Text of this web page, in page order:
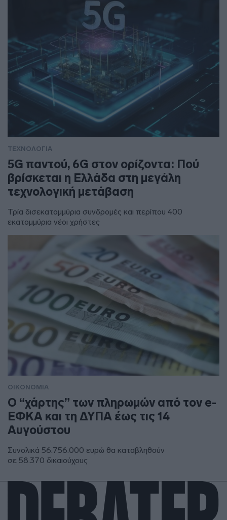
ΤΕΧΝΟΛΟΓΙΑ
5G παντού, 6G στον ορίζοντα: Πού
βρίσκεται η Ελλάδα στη μεγάλη
τεχνολογική μετάβαση
Τρία δισεκατομμύρια συνδρομές και περίπου 400
εκατομμύρια νέοι χρήστες
ΟΙΚΟΝΟΜΙΑ
Ο “χάρτης” των πληρωμών από τον e-
ΕΦΚΑ και τη ΔΥΠΑ έως τις 14
Αυγούστου
Συνολικά 56.756.000 ευρώ θα καταβληθούν
σε 58.370 δικαιούχους